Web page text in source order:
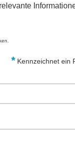
* Kennzeichnet ein